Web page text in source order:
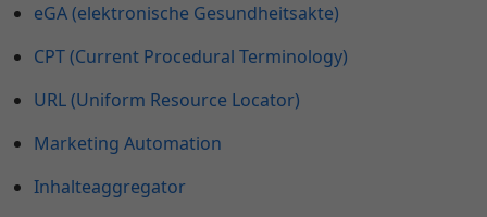
eGA (elektronische Gesundheitsakte)
CPT (Current Procedural Terminology)
URL (Uniform Resource Locator)
Marketing Automation
Inhalteaggregator